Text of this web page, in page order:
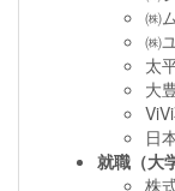
㈱
㈱
太
大
日
就職（大
株